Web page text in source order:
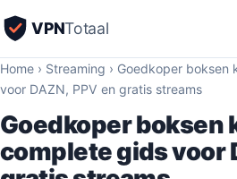
VPNTotaal
Home › Streaming › Goedkoper boksen
voor DAZN, PPV en gratis streams
Goedkoper boksen
complete gids voor